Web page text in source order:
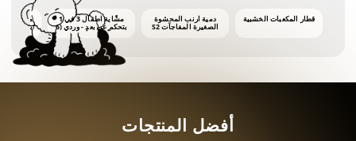
قطار المكعبات الخشبية
دمية أرنب المحشوة
الصغيرة المفاجآت S2
مشّاية أطفال 3 في 1
بتحكم عن بعد - وردي (6
أشهر فأكثر)
ماكينة
أفضل المنتجات